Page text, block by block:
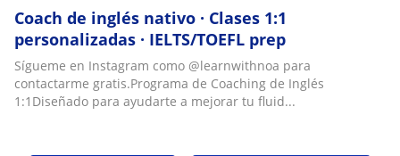
Coach de inglés nativo · Clases 1:1
personalizadas · IELTS/TOEFL prep
Sígueme en Instagram como @learnwithnoa para
contactarme gratis.Programa de Coaching de Inglés
1:1Diseñado para ayudarte a mejorar tu fluid...